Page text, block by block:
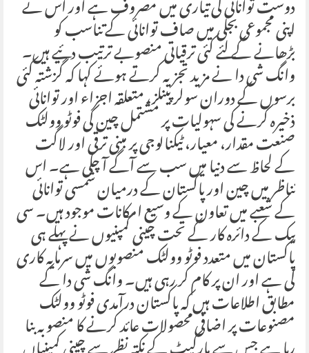
اپنی مجموعی بجلی میں صاف توانائی کے تناسب کو
بڑھانے کے لئے کئی ترقیاتی منصوبے ترتیب دئیے ہیں۔
وانگ شی دا نے مزید تجزیہ کرتے ہوئے کہا کہ گزشتہ کئی
برسوں کے دوران سولر پینلز، متعلقہ اجزاء اور توانائی
ذخیرہ کرنے کی سہولیات پر مشتمل چین کی فوٹو وولٹک
صنعت مقدار، معیار، ٹیکنالوجی پر مبنی ترقی اور لاگت
کے لحاظ سے دنیا میں سب سے آگے آ چکی ہے۔ اس
تناظر میں چین اور پاکستان کے درمیان شمسی توانائی
کے شعبے میں تعاون کے وسیع امکانات موجود ہیں۔ سی
پیک کے دائرہ کار کے تحت چینی کمپنیوں نے پہلے ہی
پاکستان میں متعدد فوٹو وولٹک منصوبوں میں سرمایہ کاری
کی ہے اور ان پر کام کر رہی ہیں۔ وانگ شی دا کے
مطابق اطلاعات ہیں کہ پاکستان درآمدی فوٹو وولٹک
مصنوعات پر اضافی محصولات عائد کرنے کا منصوبہ بنا